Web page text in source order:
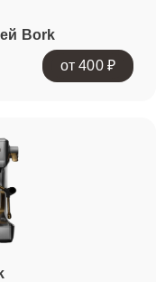
Bork
от 400 ₽